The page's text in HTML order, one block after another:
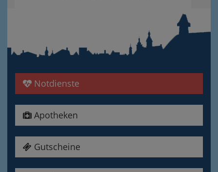
Notdienste
Apotheken
Gutscheine